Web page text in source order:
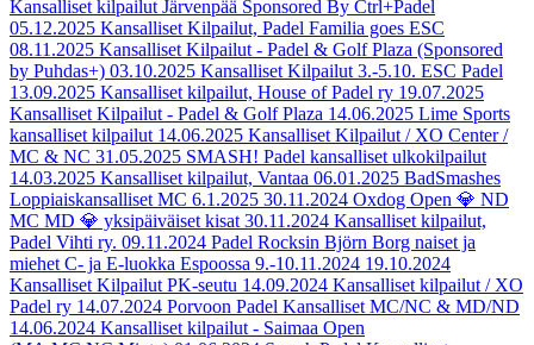
Kansalliset kilpailut Järvenpää Sponsored By Ctrl+Padel
05.12.2025 Kansalliset Kilpailut, Padel Familia goes ESC
08.11.2025 Kansalliset Kilpailut - Padel & Golf Plaza (Sponsored
by Puhdas+) 03.10.2025 Kansalliset Kilpailut 3.-5.10. ESC Padel
13.09.2025 Kansalliset kilpailut, House of Padel ry 19.07.2025
Kansalliset Kilpailut - Padel & Golf Plaza 14.06.2025 Lime Sports
kansalliset kilpailut 14.06.2025 Kansalliset Kilpailut / XO Center /
MC & NC 31.05.2025 SMASH! Padel kansalliset ulkokilpailut
14.03.2025 Kansalliset kilpailut, Vantaa 06.01.2025 BadSmashes
Loppiaiskansalliset MC 6.1.2025 30.11.2024 Oxdog Open 💎 ND
MC MD 💎 yksipäiväiset kisat 30.11.2024 Kansalliset kilpailut,
Padel Vihti ry. 09.11.2024 Padel Rocksin Björn Borg naiset ja
miehet C- ja E-luokka Espoossa 9.-10.11.2024 19.10.2024
Kansalliset Kilpailut PK-seutu 14.09.2024 Kansalliset kilpailut / XO
Padel ry 14.07.2024 Porvoon Padel Kansalliset MC/NC & MD/ND
14.06.2024 Kansalliset kilpailut - Saimaa Open